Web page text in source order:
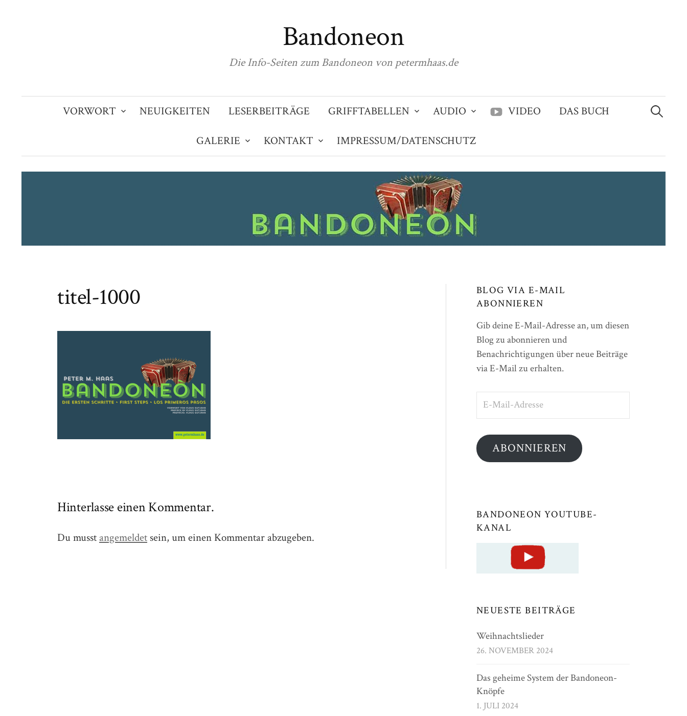
Bandoneon
Die Info-Seiten zum Bandoneon von petermhaas.de
VORWORT NEUIGKEITEN LESERBEITRÄGE GRIFFTABELLEN AUDIO VIDEO DAS BUCH
GALERIE KONTAKT IMPRESSUM/DATENSCHUTZ
Suchen
nach:
titel-1000
Hinterlasse einen Kommentar.
Du musst angemeldet sein, um einen Kommentar abzugeben.
BLOG VIA E-MAIL
ABONNIEREN
Gib deine E-Mail-Adresse an, um diesen
Blog zu abonnieren und
Benachrichtigungen über neue Beiträge
via E-Mail zu erhalten.
ABONNIEREN
BANDONEON YOUTUBE-
KANAL
NEUESTE BEITRÄGE
Weihnachtslieder
26. NOVEMBER 2024
Das geheime System der Bandoneon-
Knöpfe
1. JULI 2024